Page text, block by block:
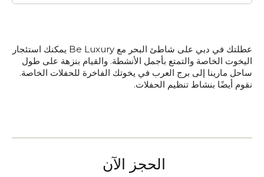
عطلتك في دبي على شاطئ البحر مع Be Luxury يمكنك استئجار
اليخوت الخاصة والتمتع بأجمل الأنشطة. والقيام بنزهة على طول
ساحل مارينا إلى برج العرب في يخوتك الفاخرة للحفلات الخاصة.
نقوم أيضًا بنشاط تنظيم الحفلات.
الحجز الآن